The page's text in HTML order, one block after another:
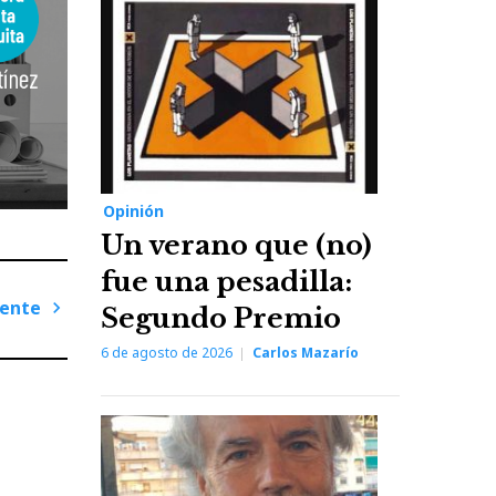
Opinión
Un verano que (no)
fue una pesadilla:
Segundo Premio
6 de agosto de 2026 Carlos Mazarío